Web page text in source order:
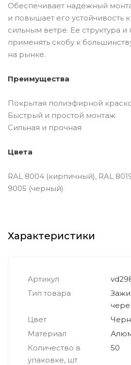
Обеспечивает надежный
и повышает его устойчивость
сильным ветре. Ее структура
применять скобу к
на рынке.
Преимущества
Покрытая полиэфирной
Быстрый и простой монтаж
Сильная и прочная
Цвета
RAL 8004 (кирпичный), RAL
9005 (черный)
Характеристики
Артикул
Тип товара
Цвет
Материал
Количество в
упаковке, шт
50